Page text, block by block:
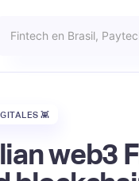
👾
web3